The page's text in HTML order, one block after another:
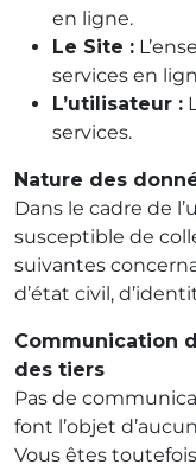
en ligne.
Le Site :
services en
L’utilisateur :
services.
Nature des
Dans le cadre de
susceptible de
suivantes
d’état civil,
Communication
des tiers
Pas de
font l’objet
Vous êtes